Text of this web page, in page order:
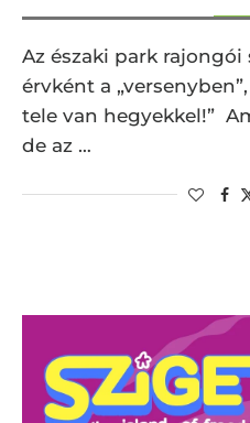
Az északi park rajongói
érvként a
tele van hegyekkel!”
de az …